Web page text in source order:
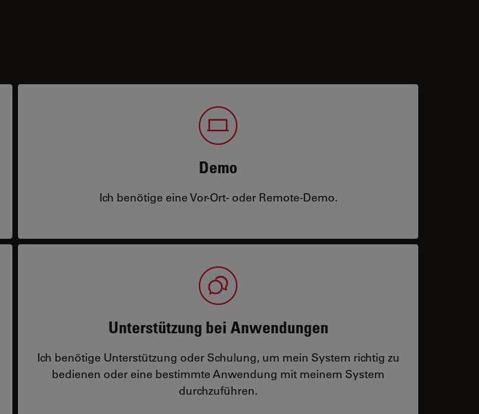
Demo
Ich benötige eine Vor-Ort- oder Remote-Demo.
Unterstützung bei Anwendungen
Ich benötige Unterstützung oder Schulung, um mein System richtig zu
bedienen oder eine bestimmte Anwendung mit meinem System
durchzuführen.